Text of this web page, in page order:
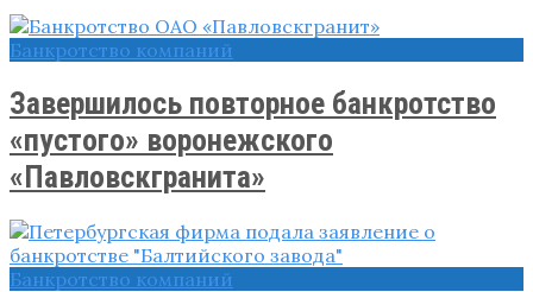
Банкротство компаний
Завершилось повторное банкротство
«пустого» воронежского
«Павловскгранита»
Банкротство компаний